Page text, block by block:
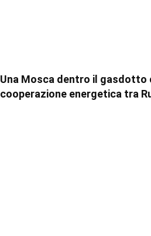
Una Mosca dentro il gasdotto
cooperazione energetica tra